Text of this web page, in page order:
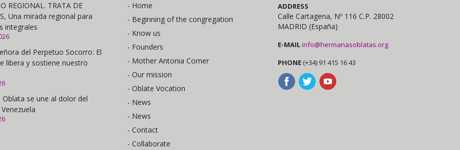
REGIONAL. TRATA DE
Una mirada regional para
integrales
del Perpetuo Socorro: El
libera y sostiene nuestro
Oblata se une al dolor del
- Home
- Beginning of the congregation
- Know us
- Founders
- Mother Antonia Corner
- Our mission
- Oblate Vocation
- News
- News
- Contact
- Collaborate
ADDRESS
Calle Cartagena, Nº 116 C.P. 28002
MADRID (España)
E-MAILinfo@hermanasoblatas.org
PHONE (+34) 91 415 16 43